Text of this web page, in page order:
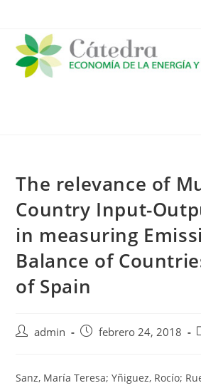
contenido
The relevance of
Country Input-
in measuring
Balance of
of Spain
Autor
entrada:
admin
Publicación
entrada:
febrero 24, 2018
Sanz, María Teresa; Yñiguez, Rocío;